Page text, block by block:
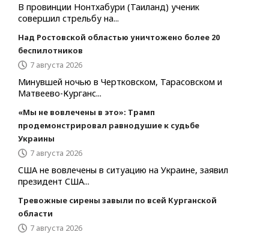
В провинции Нонтхабури (Таиланд) ученик
совершил стрельбу на...
Над Ростовской областью уничтожено более 20
беспилотников
7 августа 2026
Минувшей ночью в Чертковском, Тарасовском и
Матвеево-Курганс...
«Мы не вовлечены в это»: Трамп
продемонстрировал равнодушие к судьбе
Украины
7 августа 2026
США не вовлечены в ситуацию на Украине, заявил
президент США...
Тревожные сирены завыли по всей Курганской
области
7 августа 2026